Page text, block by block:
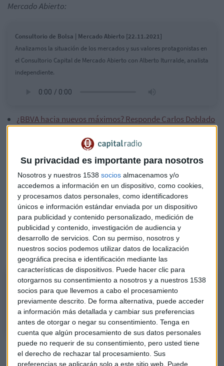
Su privacidad es importante para nosotros
Nosotros y nuestros 1538 socios almacenamos y/o
accedemos a información en un dispositivo, como cookies,
y procesamos datos personales, como identificadores
únicos e información estándar enviada por un dispositivo
para publicidad y contenido personalizado, medición de
publicidad y contenido, investigación de audiencia y
desarrollo de servicios. Con su permiso, nosotros y
nuestros socios podemos utilizar datos de localización
geográfica precisa e identificación mediante las
características de dispositivos. Puede hacer clic para
otorgarnos su consentimiento a nosotros y a nuestros 1538
socios para que llevemos a cabo el procesamiento
previamente descrito. De forma alternativa, puede acceder
a información más detallada y cambiar sus preferencias
antes de otorgar o negar su consentimiento. Tenga en
cuenta que algún procesamiento de sus datos personales
puede no requerir de su consentimiento, pero usted tiene
el derecho de rechazar tal procesamiento. Sus
preferencias se aplicarán solo a este sitio web. Puede
Mercado Abierto:
Consultorio de Bolsa | Mercado Abierto [22.11.2021]
Analizamos la situación de los mercados y sus valores protagonistas en
el Consultorio Capital de Mercado Abierto con Alberto Iturralde, analista
independiente.
¿BBVA hacia nuevos máximos? Responde Carlos Doblado
Responden los analistas
Telefónica, a consecuencia de la oferta pública de
adquisición lanzada por KKR sobre Telecom Italia, ha
ganado en la sesión sobre el 4,9% hasta firmar por encima
del nivel de los 4€/acción.
"Para unespeculador rápido me plantearía la salida, para
uno más tranquilo, se puede estar todavía dentro", asegura
el analista.
Pasos a seguir con Telefónica
Analizamos la firma de telecomunicaciones en el Consultorio Capital de
Mercado Abierto con Alberto Iturralde, analista independiente.
En el resto del selectivo español los movimientos han ido en
varias direcciones. Ante los miedos por nuevos